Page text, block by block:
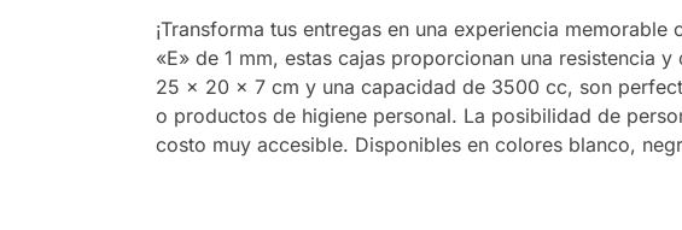
¡Transforma tus entregas en una experiencia
«E» de 1 mm, estas cajas proporcionan una resistencia
25 x 20 x 7 cm y una capacidad de 3500 cc, son
o productos de higiene personal. La posibilidad de
costo muy accesible. Disponibles en colores blanco,